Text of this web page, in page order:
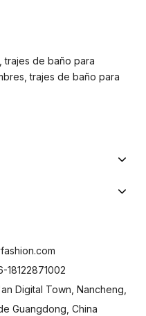
trajes de baño para
trajes de baño para
Digital Town, Nancheng,
Guangdong, China